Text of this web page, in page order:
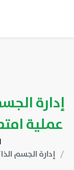
إدارة
عملية
إدارة الجسم